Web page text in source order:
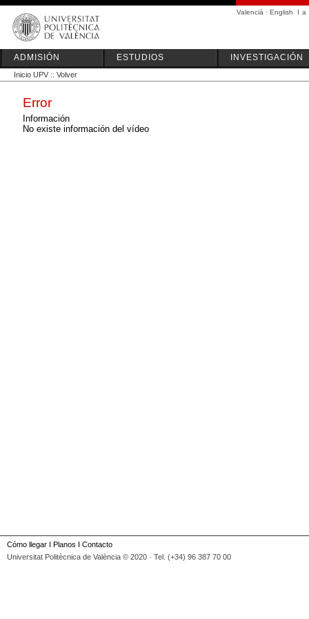
Valencià · English I a
ADMISIÓN ESTUDIOS INVESTIGACIÓN
Inicio UPV :: Volver
Error
Información
No existe información del vídeo
Cómo llegar I Planos I Contacto
Universitat Politècnica de València © 2020 · Tel. (+34) 96 387 70 00